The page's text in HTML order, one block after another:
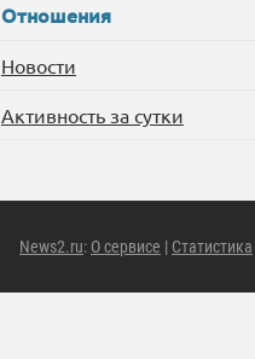
Отношения
Новости
Активность за сутки
News2.ru: О сервисе | Статистика